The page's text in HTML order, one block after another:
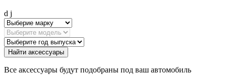
d j
Найти аксессуары
Все аксессуары будут подобраны под ваш автомобиль